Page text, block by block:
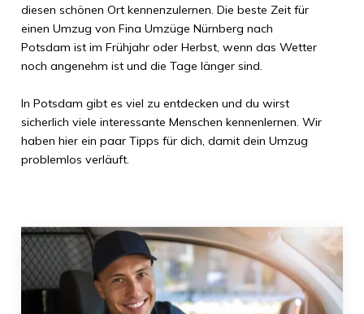
diesen schönen Ort kennenzulernen. Die beste Zeit für
einen Umzug von Fina Umzüge Nürnberg nach
Potsdam ist im Frühjahr oder Herbst, wenn das Wetter
noch angenehm ist und die Tage länger sind.
In Potsdam gibt es viel zu entdecken und du wirst
sicherlich viele interessante Menschen kennenlernen. Wir
haben hier ein paar Tipps für dich, damit dein Umzug
problemlos verläuft.